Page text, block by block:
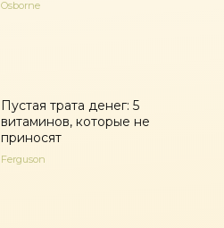
Osborne
Пустая трата денег: 5
витаминов, которые не
приносят
Ferguson